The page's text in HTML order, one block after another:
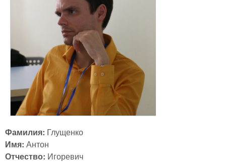
Фамилия: Глущенко
Имя: Антон
Отчество: Игоревич